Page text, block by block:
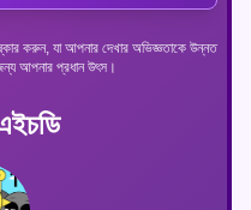
করুন, যা আপনার দেখার অভিজ্ঞতাকে উন্নত
আপনার প্রধান উৎস।